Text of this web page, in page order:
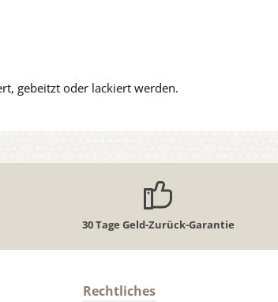
gebeitzt oder lackiert werden.
30 Tage Geld-Zurück-Garantie
Rechtliches